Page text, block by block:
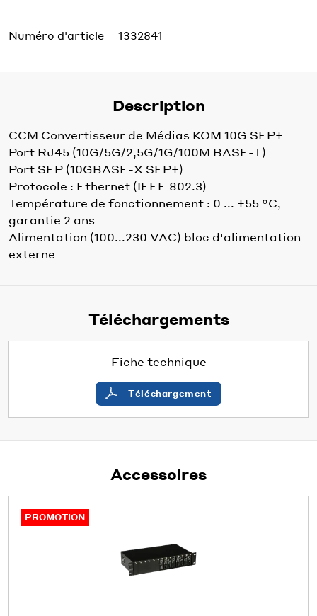
Numéro d'article 1332841
Description
CCM Convertisseur de Médias KOM 10G SFP+
Port RJ45 (10G/5G/2,5G/1G/100M BASE-T)
Port SFP (10GBASE-X SFP+)
Protocole : Ethernet (IEEE 802.3)
Température de fonctionnement : 0 ... +55 °C,
garantie 2 ans
Alimentation (100...230 VAC) bloc d'alimentation
externe
Téléchargements
Fiche technique
Téléchargement
Accessoires
PROMOTION